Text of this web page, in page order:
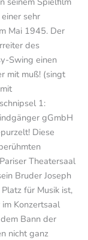
sehr
Mai 1945. Der
des
Swing einen
mit muß! (singt
1:
gGmbH
Diese
Theatersaal
Bruder Joseph
für Musik ist,
Konzertsaal
Bann der
nicht ganz